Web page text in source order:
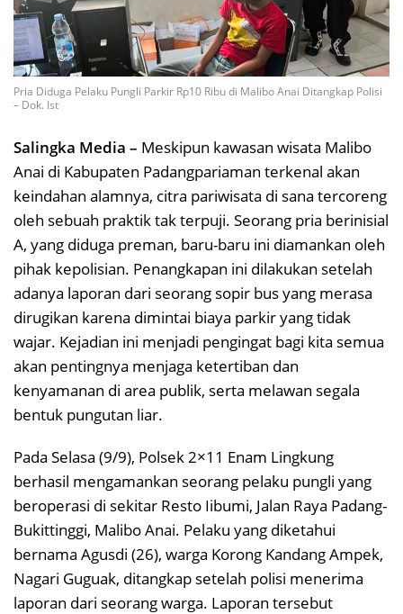
Pria Diduga Pelaku Pungli Parkir Rp10 Ribu di Malibo Anai Ditangkap Polisi
– Dok. Ist
Salingka Media – Meskipun kawasan wisata Malibo
Anai di Kabupaten Padangpariaman terkenal akan
keindahan alamnya, citra pariwisata di sana tercoreng
oleh sebuah praktik tak terpuji. Seorang pria berinisial
A, yang diduga preman, baru-baru ini diamankan oleh
pihak kepolisian. Penangkapan ini dilakukan setelah
adanya laporan dari seorang sopir bus yang merasa
dirugikan karena dimintai biaya parkir yang tidak
wajar. Kejadian ini menjadi pengingat bagi kita semua
akan pentingnya menjaga ketertiban dan
kenyamanan di area publik, serta melawan segala
bentuk pungutan liar.
Pada Selasa (9/9), Polsek 2×11 Enam Lingkung
berhasil mengamankan seorang pelaku pungli yang
beroperasi di sekitar Resto Iibumi, Jalan Raya Padang-
Bukittinggi, Malibo Anai. Pelaku yang diketahui
bernama Agusdi (26), warga Korong Kandang Ampek,
Nagari Guguak, ditangkap setelah polisi menerima
laporan dari seorang warga. Laporan tersebut